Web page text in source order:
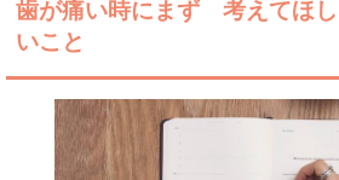
歯が痛い時にまず 考えてほ
いこと